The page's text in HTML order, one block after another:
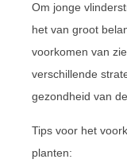
Om jonge
het van groot
voorkomen van
verschillende
gezondheid van
Tips voor het
planten: